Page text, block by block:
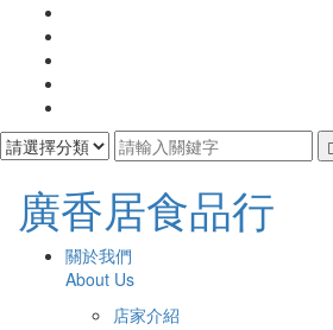
廣香居食品行
主 關於我們
About Us
店家介紹